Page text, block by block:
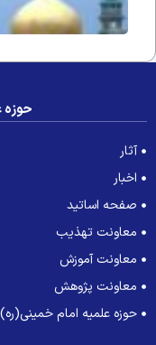
حوزه
آثار
اخبار
صفحه اساتید
معاونت تهذیب
معاونت آموزش
معاونت پژوهش
حوزه علمیه امام خمینی(ره) 2